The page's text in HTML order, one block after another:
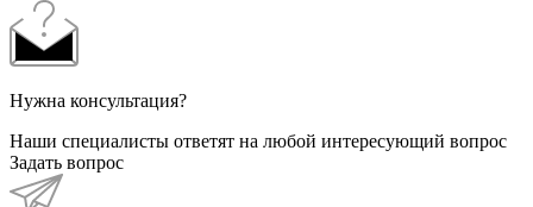
Нужна консультация?
Наши специалисты ответят на любой интересующий вопрос
Задать вопрос